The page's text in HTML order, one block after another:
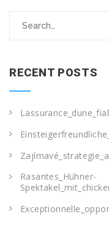
for:
RECENT POSTS
Rasantes_Hühner-